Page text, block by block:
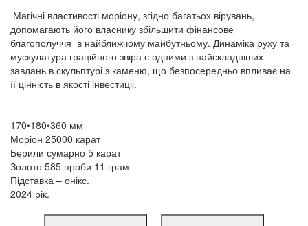
Магічні властивості моріону, згідно багатьох вірувань,
допомагають його власнику збільшити фінансове
благополуччя в найближчому майбутньому. Динаміка руху та
мускулатура граційного звіра є одними з найскладніших
завдань в скульптурі з каменю, що безпосередньо впливає на
її цінність в якості інвестиціі.
170•180•360 мм
Моріон 25000 карат
Берили сумарно 5 карат
Золото 585 проби 11 грам
Підставка – онікс.
2024 рік.